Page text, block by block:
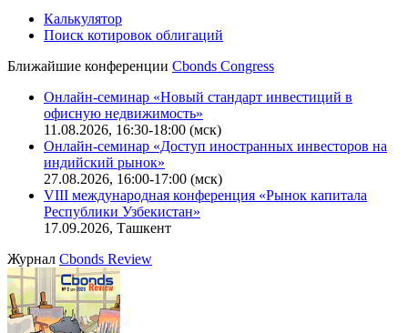
IT-аккредитация
Поиск котировок облигаций
Ближайшие конференцииCbonds Congress
Онлайн-семинар «Новый стандарт инвестиций в
офисную недвижимость»
11.08.2026, 16:30-18:00 (мск)
Онлайн-семинар «Доступ иностранных инвесторов на
индийский рынок»
VIII международная конференция «Рынок капитала
Республики Узбекистан»
17.09.2026, Ташкент
ЖурналCbonds Review